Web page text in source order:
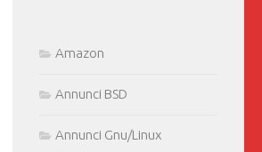
Amazon
Annunci BSD
Annunci Gnu/Linux